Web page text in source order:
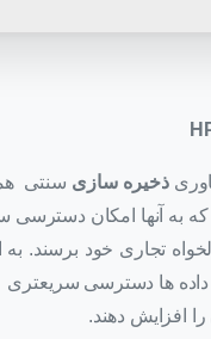
ذخیره سازی سنتی
به آنها امکان دسترسی
دلخواه تجاری خود برسند.
داده ها دسترسی
افزایش دهند.